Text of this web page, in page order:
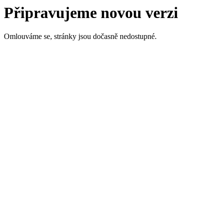
Připravujeme novou verzi
Omlouváme se, stránky jsou dočasně nedostupné.